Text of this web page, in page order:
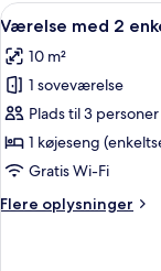
personer
linnedpakke)
Indlæs
alle
billeder
af
Værelse
med
2
(inklusiv
6
Værelse med 2
10 m²
1 soveværelse
Plads til 3 personer
1 køjeseng
Gratis Wi-Fi
Flere oplysninger
Flere